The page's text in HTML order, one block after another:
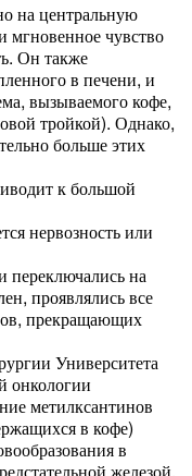
на центральную
чувство
Он также
в печени, и
вызываемого кофе,
тройкой). Однако,
больше этих
к большой
нервозность или
переключались на
проявлялись все
прекращающих
Университета
онкологии
метилксантинов
в кофе)
в